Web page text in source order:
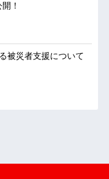
！
被災者支援について